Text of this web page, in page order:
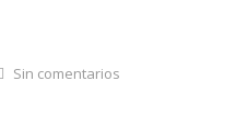
Sin comentarios